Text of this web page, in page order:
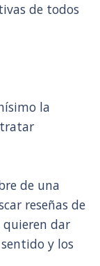
de todos
la
de una
reseñas de
quieren dar
y los